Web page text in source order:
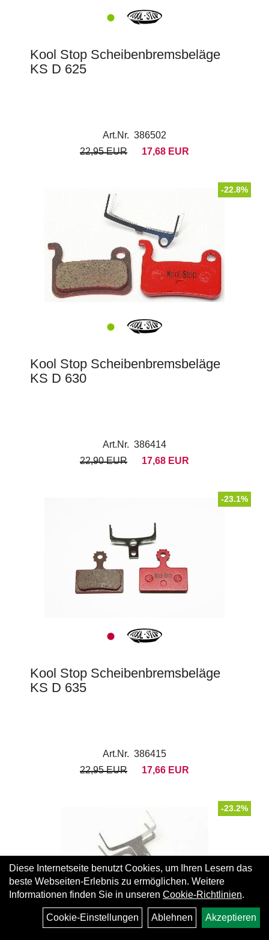
Kool Stop Scheibenbremsbeläge
KS D 625
Art.Nr. 386502
22,95 EUR
17,68 EUR
-22.8%
Kool Stop Scheibenbremsbeläge
KS D 630
Art.Nr. 386414
22,90 EUR
17,68 EUR
-23.1%
Kool Stop Scheibenbremsbeläge
KS D 635
Art.Nr. 386415
22,95 EUR
17,66 EUR
-23.2%
Diese Internetseite benutzt Cookies, um Ihren Lesern das
beste Webseiten-Erlebnis zu ermöglichen. Weitere
Informationen finden Sie in unseren Cookie-Richtlinien.
Cookie-Einstellungen Ablehnen Akzeptieren